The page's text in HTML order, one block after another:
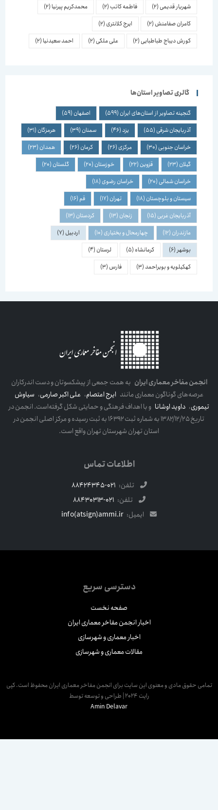
شهریار قدیمی(2) فاطمه کاتب(2) محمدکریم پیرنیا(2)
کامران صفامنش(2) ایرج کلانتری(2)
کورش دیباج طباطبایی(2) علی ملکی(2) احمد سعیدنیا(2)
گالری تصاویر استان‌ها
گنجینه تصاویر از استان‌های ایران(599) اصفهان(59)
آذربایجان شرقی(55)
(46) سمنان(39) هرمزگان(31)
خراسان جنوبی(30) مرکزی(26) کرمان(26) همدان(23)
گیلان(23) قزوین(22) خوزستان(20) گلستان(20)
خراسان شمالی(20) خراسان رضوی(18)
سیستان و بلوچستان(18) تهران(17)
(16)
آذربایجان غربی(15) زنجان(13) کردستان(13)
مازندران(12) چهارمحال و بختیاری(10) اردبیل(7)
بوشهر(6) کرمانشاه(5) لرستان(4)
کهکیلویه و بویراحمد(3) فارس(3)
انجمن مفاخر معماری ایرانبه همت جمعی از پیشکسوتان و دست اندرکاران
عرصه‌های گوناگون معماری مانندایرج اعتصام،علی اکبر صارمی،سیاوش
تیموری،داوید اوشاناو با اهداف فرهنگی و حمایتی شکل گرفته‌است. انجمن در
تاریخ ۱۳۸۲/۱۲/۲۵ به شماره ثبت ۱۶۳۹۲ به ثبت رسیده و مرکز اصلی انجمن در
استان تهران شهرستان تهران واقع است.
اطلاعات تماس
تلفن: 021-88424345
تلفن: 021-88430313
ایمیل: info(atsign)ammi.ir
دسترسی سریع
صفحه نخست
اخبار انجمن مفاخر معماری ایران
اخبار معماری و شهرسازی
مقالات معماری و شهرسازی
حقوق مادی و معنوی این سایت برای انجمن مفاخر معماری ایران محفوظ است. کپی
رایت 2024 | طراحی و توسعه توسط
Amin Delavar